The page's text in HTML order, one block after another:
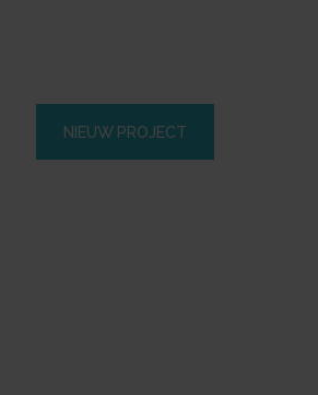
NIEUW PROJECT